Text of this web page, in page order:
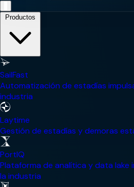
Menú de Navegación
Productos
SailFast
Automatización de estadías
industria
Laytime
Gestión de estadías y demoras
PortIQ
Plataforma de analítica y data lake
la industria